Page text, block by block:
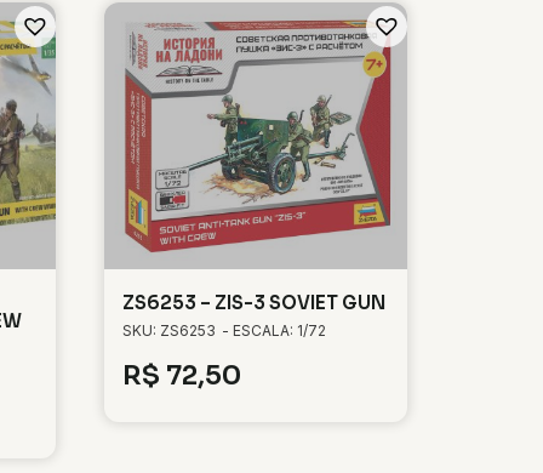
ZS6253 – ZIS-3 SOVIET GUN
SKU: ZS6253 - ESCALA: 1/72
R$ 72,50